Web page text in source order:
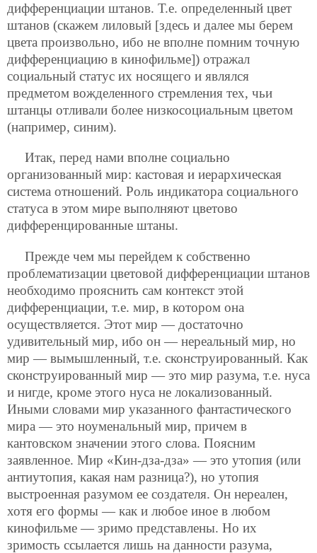
дифференциации штанов. Т.е. определенный цвет
штанов (скажем лиловый [здесь и далее мы берем
цвета произвольно, ибо не вполне помним точную
дифференциацию в кинофильме]) отражал
социальный статус их носящего и являлся
предметом вожделенного стремления тех, чьи
штанцы отливали более низкосоциальным цветом
(например, синим).
Итак, перед нами вполне социально
организованный мир: кастовая и иерархическая
система отношений. Роль индикатора социального
статуса в этом мире выполняют цветово
дифференцированные штаны.
Прежде чем мы перейдем к собственно
проблематизации цветовой дифференциации штанов
необходимо прояснить сам контекст этой
дифференциации, т.е. мир, в котором она
осуществляется. Этот мир — достаточно
удивительный мир, ибо он — нереальный мир, но
мир — вымышленный, т.е. сконструированный. Как
сконструированный мир — это мир разума, т.е. нуса
и нигде, кроме этого нуса не локализованный.
Иными словами мир указанного фантастического
мира — это ноуменальный мир, причем в
кантовском значении этого слова. Поясним
заявленное. Мир «Кин-дза-дза» — это утопия (или
антиутопия, какая нам разница?), но утопия
выстроенная разумом ее создателя. Он нереален,
хотя его формы — как и любое иное в любом
кинофильме — зримо представлены. Но их
зримость ссылается лишь на данности разума,